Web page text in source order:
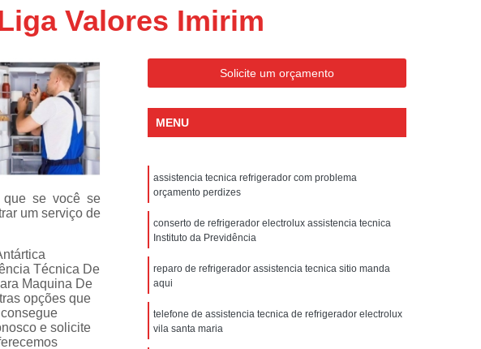
Tecnica Ar Condicionado Portatil Philco
Tecnica de Ar Condicionado Portatil
Tecnica de Ar Condicionado Portatil Philco
Tecnica em Ar Condicionado Portatil
Ar Condicionado Portatil
Geladeira Electrolux
Assistencia Tecnica Electrolux Geladeira
Geladeira
Assistencia Tecnica Geladeira Electrolux
Electrolux Assistencia Tecnica Geladeira
Assistencia Tecnica
Geladeira Assistencia Tecnica
Assistencia Tecnica
Electrolux
Assistencia Tecnica Electrolux Refrigerador
Valores Imirim
que se você se
um serviço de
Técnica De
Maquina De
opções que
e solicite
Solicite um orçamento
MENU
assistencia tecnica refrigerador com problema
orçamento perdizes
conserto de refrigerador electrolux assistencia tecnica
Instituto da Previdência
reparo de refrigerador assistencia tecnica sitio manda
aqui
telefone de assistencia tecnica de refrigerador electrolux
vila santa maria